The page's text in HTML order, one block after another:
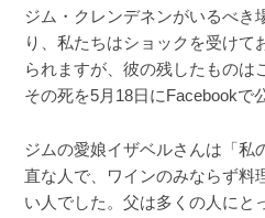
ジム・クレンデネンがいるべき
り、私たちはショックを受けて
られますが、彼の残したものは
その死を5月18日にFacebookで
ジムの愛娘イザベルさんは「私
直な人で、ワインのみならず料
い人でした。父は多くの人にと